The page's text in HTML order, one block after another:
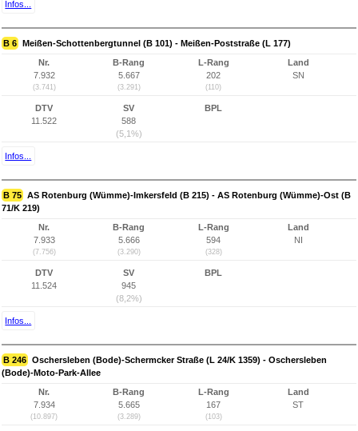
Infos...
B 6 Meißen-Schottenbergtunnel (B 101) - Meißen-Poststraße (L 177)
Nr.
7.932
(3.741)
B-Rang
5.667
(3.291)
L-Rang
202
(110)
Land
SN
DTV
11.522
SV
588
(5,1%)
BPL
Infos...
B 75 AS Rotenburg (Wümme)-Imkersfeld (B 215) - AS Rotenburg (Wümme)-Ost (B
71/K 219)
Nr.
7.933
(7.756)
B-Rang
5.666
(3.290)
L-Rang
594
(328)
Land
NI
DTV
11.524
SV
945
(8,2%)
BPL
Infos...
B 246 Oschersleben (Bode)-Schermcker Straße (L 24/K 1359) - Oschersleben
(Bode)-Moto-Park-Allee
Nr.
7.934
(10.897)
B-Rang
5.665
(3.289)
L-Rang
167
(103)
Land
ST